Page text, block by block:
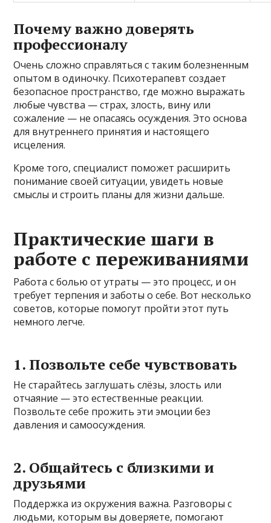
Почему важно доверять
профессионалу
Очень сложно справляться с таким болезненным
опытом в одиночку. Психотерапевт создает
безопасное пространство, где можно выражать
любые чувства — страх, злость, вину или
сожаление — не опасаясь осуждения. Это основа
для внутреннего принятия и настоящего
исцеления.
Кроме того, специалист поможет расширить
понимание своей ситуации, увидеть новые
смыслы и строить планы для жизни дальше.
Практические шаги в
работе с переживаниями
Работа с болью от утраты — это процесс, и он
требует терпения и заботы о себе. Вот несколько
советов, которые помогут пройти этот путь
немного легче.
1. Позвольте себе чувствовать
Не старайтесь заглушать слёзы, злость или
отчаяние — это естественные реакции.
Позвольте себе прожить эти эмоции без
давления и самоосуждения.
2. Общайтесь с близкими и
друзьями
Поддержка из окружения важна. Разговоры с
людьми, которым вы доверяете, помогают